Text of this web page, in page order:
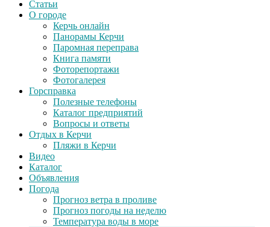
Статьи
О городе
Керчь онлайн
Панорамы Керчи
Паромная переправа
Книга памяти
Фоторепортажи
Фотогалерея
Горсправка
Полезные телефоны
Каталог предприятий
Вопросы и ответы
Отдых в Керчи
Пляжи в Керчи
Видео
Каталог
Объявления
Погода
Прогноз ветра в проливе
Прогноз погоды на неделю
Температура воды в море